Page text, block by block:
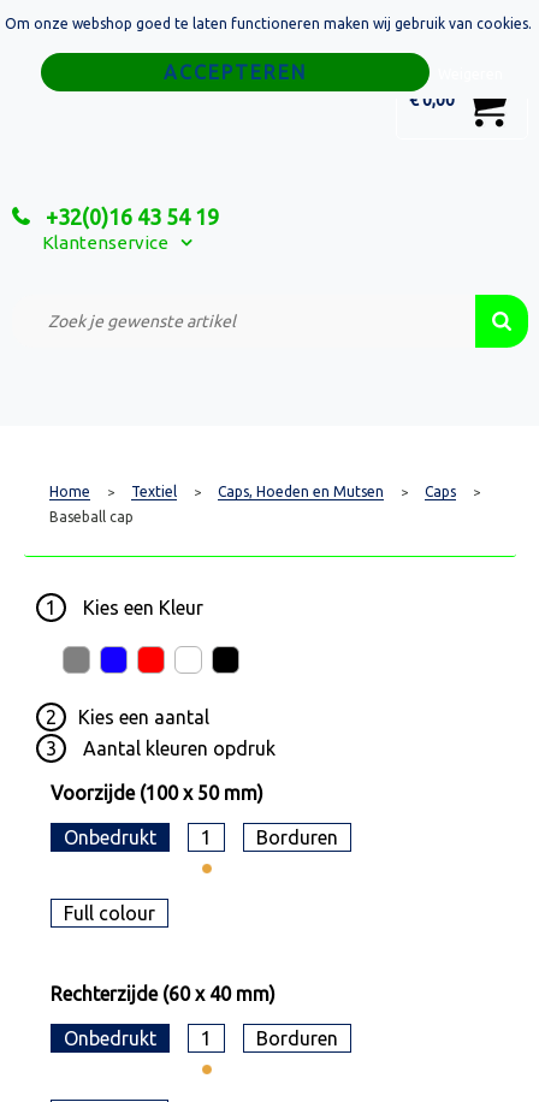
€ 0,00
+32(0)16 43 54 19
Klantenservice
Home
Relatiegeschenken
Custom Made Projecten
Home > Textiel > Caps, Hoeden en Mutsen > Caps >
Baseball cap
1 Kies een Kleur
2 Kies een aantal
3
Aantal kleuren opdruk
Voorzijde (100 x 50 mm)
Onbedrukt 1 Borduren
Full colour
Rechterzijde (60 x 40 mm)
Onbedrukt 1 Borduren
Om onze webshop goed te laten functioneren maken wij gebruik van cookies.